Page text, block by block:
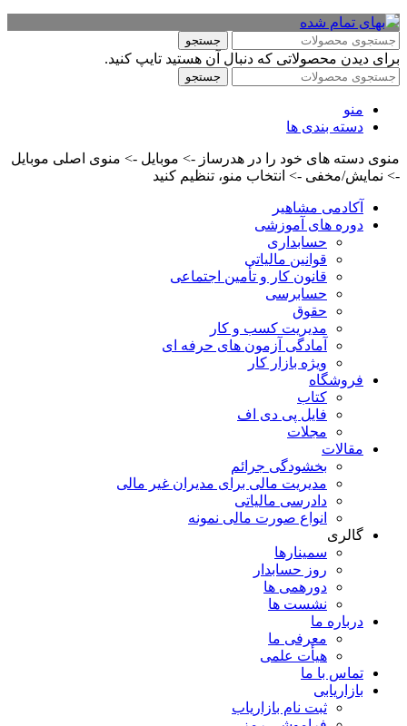
جستجو
برای دیدن محصولاتی که دنبال آن هستید تایپ کنید.
جستجو
منو
دسته بندی ها
منوی دسته های خود را در هدرساز -> موبایل -> منوی اصلی موبایل
-> نمایش/مخفی -> انتخاب منو، تنظیم کنید
آکادمی مشاهیر
دوره های آموزشی
حسابداری
قوانین مالیاتی
قانون کار و تأمین اجتماعی
حسابرسی
حقوق
مدیریت کسب و کار
آمادگی آزمون های حرفه ای
ویژه بازار کار
فروشگاه
کتاب
فایل پی دی اف
مجلات
مقالات
بخشودگی جرائم
مدیریت مالی برای مدیران غیر مالی
دادرسی مالیاتی
انواع صورت مالی نمونه
گالری
سمینارها
روز حسابدار
دورهمی ها
نشست ها
درباره ما
معرفی ما
هیأت علمی
تماس با ما
بازاریابی
ثبت نام بازاریاب